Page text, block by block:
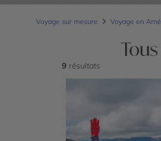
Voyage sur mesure Voyage en
9 résultats